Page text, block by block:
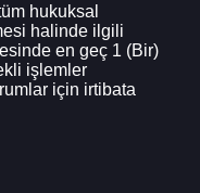
hukuksal
halinde ilgili
en geç 1 (Bir)
işlemler
için irtibata